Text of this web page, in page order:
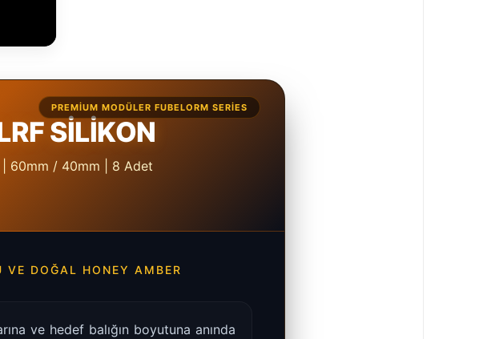
PREMIUM MODÜLER FUBELORM SERIES
SİLİKON
| 60mm / 40mm | 8 Adet
VE DOĞAL HONEY AMBER
ve hedef balığın boyutuna anında